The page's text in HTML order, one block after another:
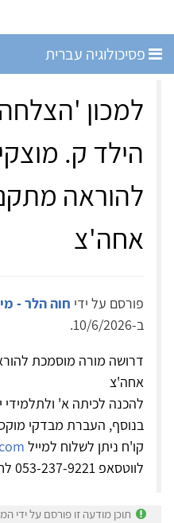
פסיכולוגיה עברית
למכון
הילד ק.
להוראה
אחה'צ
פורסם על ידי חוה הלר -
ב-10/6/2026.
דרושה מורה מוסמכת
אחה'צ
להכנה לכיתה א' ולתלמידי
בנוסף, העברת מבדקי
קו'ח ניתן לשלוח למייל
לווטסאפ 053-237-9221 לחוה
תוכן מודעה זו פורסם על ידי